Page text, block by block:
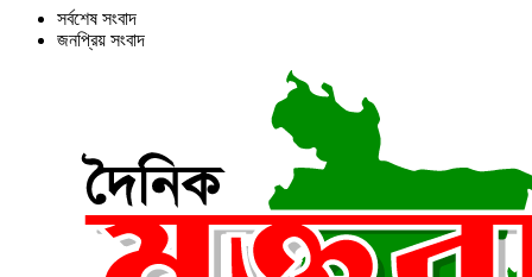
সর্বশেষ সংবাদ
জনপ্রিয় সংবাদ